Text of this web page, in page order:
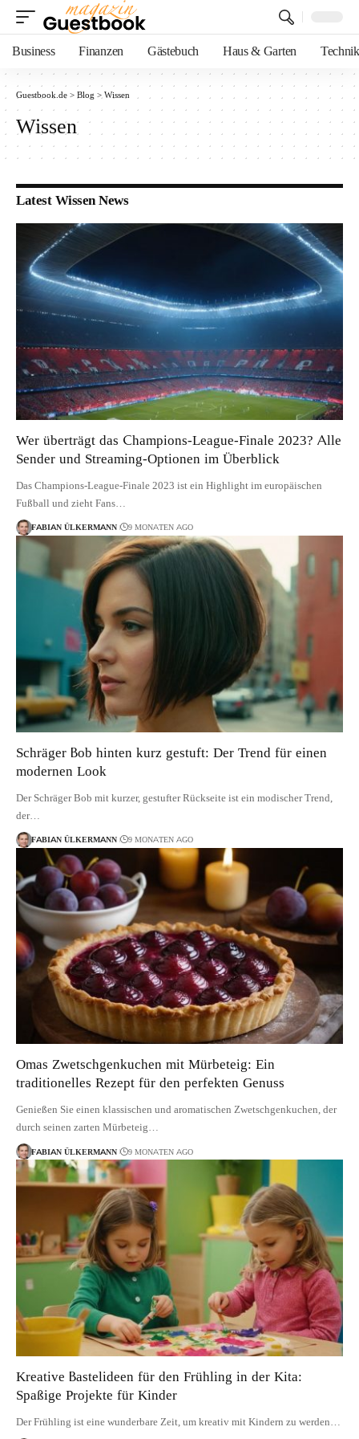
Business Finanzen Gästebuch Haus & Garten Technik
Guestbook.de > Blog >Wissen
Wissen
Latest Wissen News
Wer überträgt das Champions-League-Finale 2023? Alle
Sender und Streaming-Optionen im Überblick
Das Champions-League-Finale 2023 ist ein Highlight im europäischen
Fußball und zieht Fans…
FABIAN ÜLKERMANN 9 MONATEN AGO
Schräger Bob hinten kurz gestuft: Der Trend für einen
modernen Look
Der Schräger Bob mit kurzer, gestufter Rückseite ist ein modischer Trend,
der…
FABIAN ÜLKERMANN 9 MONATEN AGO
Omas Zwetschgenkuchen mit Mürbeteig: Ein
traditionelles Rezept für den perfekten Genuss
Genießen Sie einen klassischen und aromatischen Zwetschgenkuchen, der
durch seinen zarten Mürbeteig…
FABIAN ÜLKERMANN 9 MONATEN AGO
Kreative Bastelideen für den Frühling in der Kita:
Spaßige Projekte für Kinder
Der Frühling ist eine wunderbare Zeit, um kreativ mit Kindern zu werden…